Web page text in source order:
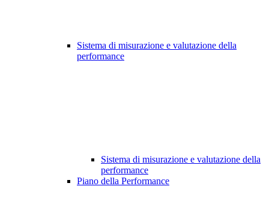
Sistema di misurazione e valutazione della
performance
Sistema di misurazione e valutazione della
performance
Piano della Performance